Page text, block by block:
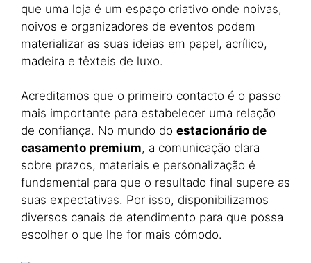
que uma loja é um espaço criativo onde noivas,
noivos e organizadores de eventos podem
materializar as suas ideias em papel, acrílico,
madeira e têxteis de luxo.
Acreditamos que o primeiro contacto é o passo
mais importante para estabelecer uma relação
de confiança. No mundo do estacionário de
casamento premium, a comunicação clara
sobre prazos, materiais e personalização é
fundamental para que o resultado final supere as
suas expectativas. Por isso, disponibilizamos
diversos canais de atendimento para que possa
escolher o que lhe for mais cómodo.